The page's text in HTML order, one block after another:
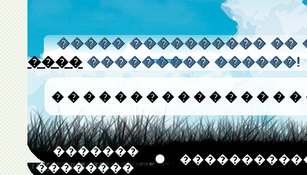
����� ���������� ��
���� ��������� ������!
� � � � � � � � � � � � � � � �
�������
��������